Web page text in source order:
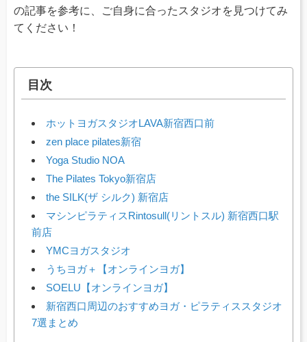
の記事を参考に、ご自身に合ったスタジオを見つけてみ
てください！
目次
ホットヨガスタジオLAVA新宿西口前
zen place pilates新宿
Yoga Studio NOA
The Pilates Tokyo新宿店
the SILK(ザ シルク) 新宿店
マシンピラティスRintosull(リントスル) 新宿西口駅
前店
YMCヨガスタジオ
うちヨガ＋【オンラインヨガ】
SOELU【オンラインヨガ】
新宿西口周辺のおすすめヨガ・ピラティススタジオ
7選まとめ